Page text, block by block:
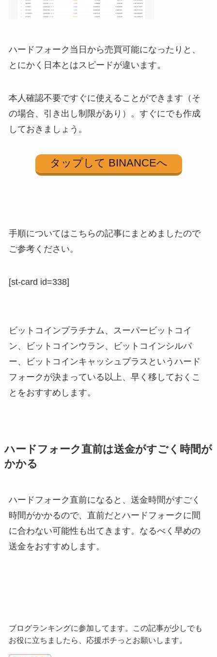
ハードフォーク当日から売買可能になったりと、
とにかく日本とはスピードが違います。
本人確認不要ですぐに使えることができます（そ
の場合、引き出し制限があり）。すぐにでも作成
しておきましょう。
タップして BINANCEへ
手順についてはこちらの記事にまとめましたので
ご参考ください。
[st-card id=338]
ビットコインプラチナム、スーパービットコイ
ン、ビットコインウラン、ビットコインシルバ
ー、ビットコインキャッシュプラスというハード
フォークが決まっている以上、早く移しておくこ
とをおすすめします。
ハードフォーク直前は送金がすごく時間が
かかる
ハードフォーク直前になると、送金時間がすごく
時間がかかるので、直前だとハードフォークに間
に合わない可能性も出てきます。なるべく早めの
送金をおすすめします。
ブログランキングに参加してます。この記事が少しでも
お役に立ちましたら、応援ポチっとお願いします。